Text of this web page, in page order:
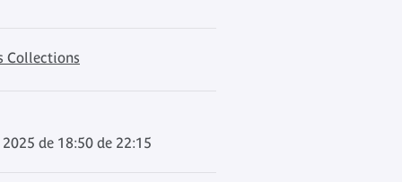
Collections
de 18:50 de 22:15